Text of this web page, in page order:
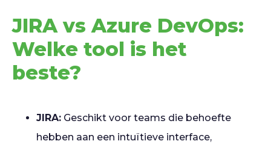
JIRA vs Azure DevOps:
Welke tool is het
beste?
JIRA: Geschikt voor teams die behoefte
hebben aan een intuïtieve interface,